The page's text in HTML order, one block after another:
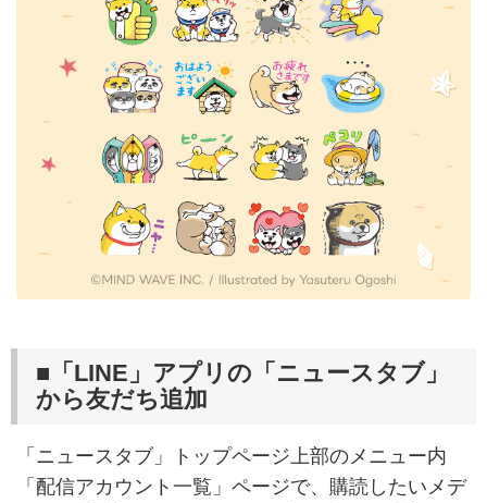
■「LINE」アプリの「ニュースタブ」
から友だち追加
「ニュースタブ」トップページ上部のメニュー内
「配信アカウント一覧」ページで、購読したいメデ